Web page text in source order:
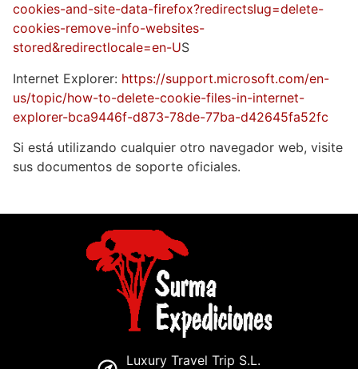
cookies-and-site-data-firefox?redirectslug=delete-
cookies-remove-info-websites-
stored&redirectlocale=en-US
Internet Explorer: https://support.microsoft.com/en-
us/topic/how-to-delete-cookie-files-in-internet-
explorer-bca9446f-d873-78de-77ba-d42645fa52fc
Si está utilizando cualquier otro navegador web, visite
sus documentos de soporte oficiales.
Luxury Travel Trip S.L.